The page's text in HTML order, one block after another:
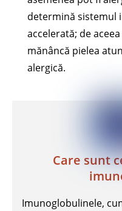
determină sistemul
accelerată; de
mănâncă pielea
alergică.
Care sunt
Imunoglobulinele,